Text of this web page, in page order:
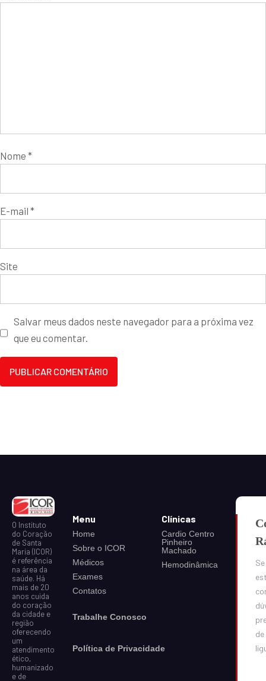
Nome *
E-mail *
Site
Salvar meus dados neste navegador para a próxima vez
que eu comentar.
O Instituto
do Coração
de Santa
Maria (ICOR)
é referência
na área da
saúde. Há
mais de 20
anos cuida
do coração
da cidade e
região
oferecendo
um
atendimento
ético,
humanizado
e de
Menu
Home
Sobre o ICOR
Médicos
Exames
Contatos
Trabalhe Conosco
Política de Privacidade
Clínicas
Cardio Centro
Pinheiro
Machado
Hemodinâmica